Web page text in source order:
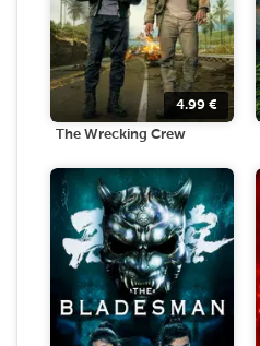
4.99 €
The Wrecking Crew